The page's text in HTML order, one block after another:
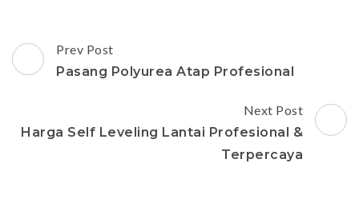
Post
Navigation
Prev Post
Pasang Polyurea Atap Profesional
Next Post
Harga Self Leveling Lantai Profesional &
Terpercaya